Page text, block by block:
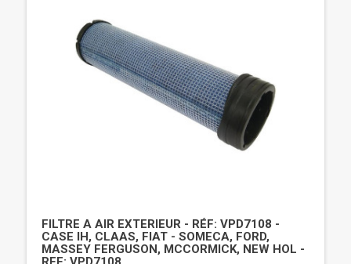
FILTRE A AIR EXTERIEUR - RÉF: VPD7108 -
CASE IH, CLAAS, FIAT - SOMECA, FORD,
MASSEY FERGUSON, MCCORMICK, NEW HOL -